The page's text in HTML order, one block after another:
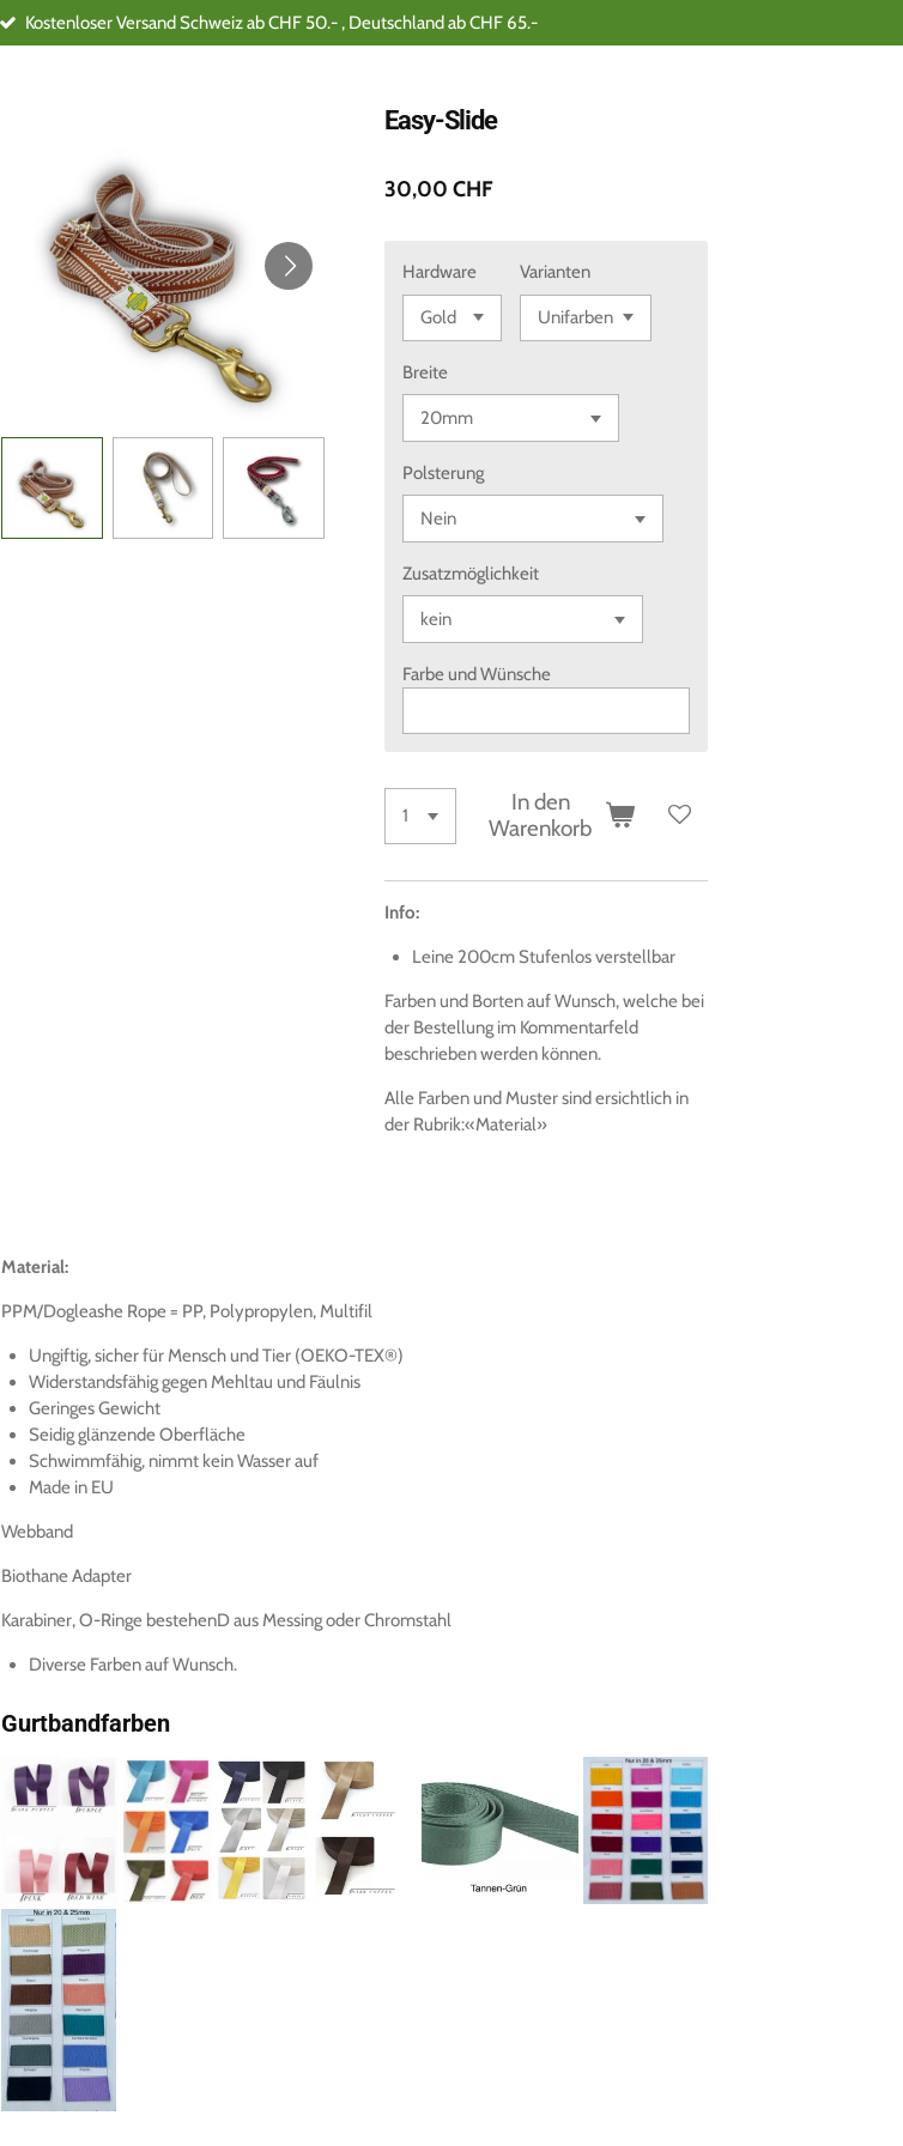
Kostenloser Versand Schweiz ab CHF 50.- , Deutschland ab CHF 65.-
Easy-Slide
30,00 CHF
Hardware Varianten
Breite
Polsterung
Zusatzmöglichkeit
Farbe und Wünsche
In den
Warenkorb
Info:
Leine 200cm Stufenlos verstellbar
Farben und Borten auf Wunsch, welche bei
der Bestellung im Kommentarfeld
beschrieben werden können.
Alle Farben und Muster sind ersichtlich in
der Rubrik:«Material»
Material:
PPM/Dogleashe Rope = PP, Polypropylen, Multifil
Ungiftig, sicher für Mensch und Tier (OEKO-TEX®)
Widerstandsfähig gegen Mehltau und Fäulnis
Geringes Gewicht
Seidig glänzende Oberfläche
Schwimmfähig, nimmt kein Wasser auf
Made in EU
Webband
Biothane Adapter
Karabiner, O-Ringe bestehenD aus Messing oder Chromstahl
Diverse Farben auf Wunsch.
Gurtbandfarben